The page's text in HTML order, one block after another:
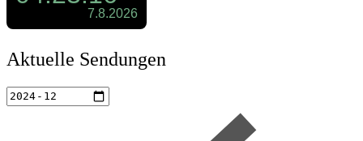
Aktuelle Sendungen